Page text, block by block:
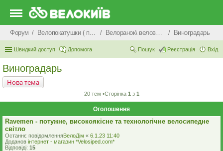
Форум Велопокатушки ( покатеньки), велопоходи, туризм. Велоранок\ веловечір\ велодень \ велоніч Виноградарь
Швидкий доступ Допомога Вхід
Реєстрація
Пошук
Виноградарь
Нова тема
20 тем •Сторінка 1 з 1
Оголошення
Ravemen - потужне, високоякісне та технологічне велосипедне
світло
Останнє повідомленняВелоДім « 6.1.23 11:40
Доданов iнтернет - магазин *Velosiped.com*
Відповіді: 15